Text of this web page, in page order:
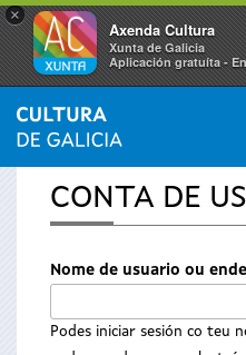
×
Axenda Cultura
Xunta de Galicia
Aplicación gratuíta -
Vostede
está
aquí
INICIO
CONTA DE
Nome de usuario ou
Podes iniciar sesión co teu